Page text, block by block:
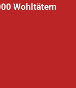
Wohltätern